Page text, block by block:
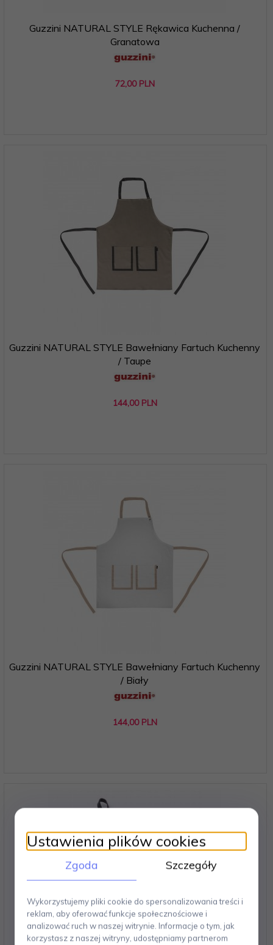
Guzzini NATURAL STYLE Rękawica Kuchenna /
Granatowa
72,00 PLN
Guzzini NATURAL STYLE Bawełniany Fartuch Kuchenny
/ Taupe
144,00 PLN
Guzzini NATURAL STYLE Bawełniany Fartuch Kuchenny
/ Biały
144,00 PLN
Ustawienia plików cookies
Zgoda Szczegóły
Wykorzystujemy pliki cookie do spersonalizowania treści i
reklam, aby oferować funkcje społecznościowe i
analizować ruch w naszej witrynie. Informacje o tym, jak
korzystasz z naszej witryny, udostępniamy partnerom